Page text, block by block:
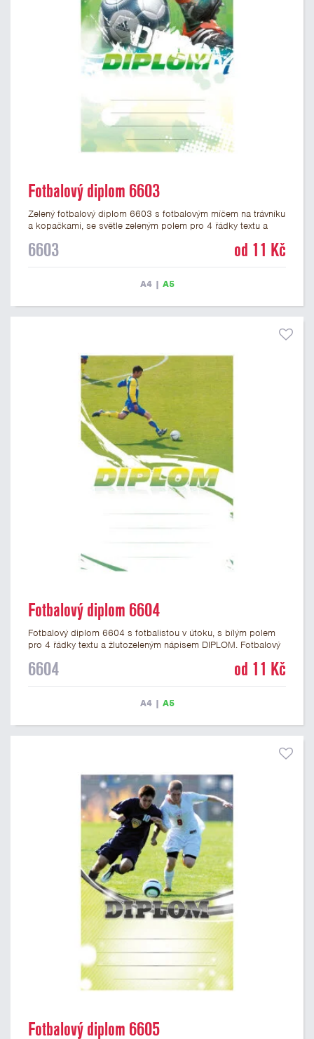
Fotbalový diplom 6603
Zelený fotbalový diplom 6603 s fotbalovým míčem na trávníku
a kopačkami, se světle zeleným polem pro 4 řádky textu a
formátu A4 a A5. Papírový diplom má gramáž 250 g/m2.
6603 od 11 Kč
A4| A5
Fotbalový diplom 6604
Fotbalový diplom 6604 s fotbalistou v útoku, s bílým polem
pro 4 řádky textu a žlutozeleným nápisem DIPLOM. Fotbalový
gramáž 250 g/m2.
6604 od 11 Kč
A4| A5
Fotbalový diplom 6605